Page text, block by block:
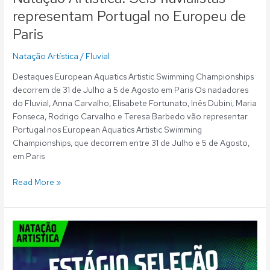
representam Portugal no Europeu de
Paris
Natação Artística / Fluvial
Destaques European Aquatics Artistic Swimming Championships
decorrem de 31 de Julho a 5 de Agosto em Paris Os nadadores
do Fluvial, Anna Carvalho, Elisabete Fortunato, Inês Dubini, Maria
Fonseca, Rodrigo Carvalho e Teresa Barbedo vão representar
Portugal nos European Aquatics Artistic Swimming
Championships, que decorrem entre 31 de Julho e 5 de Agosto,
em Paris
Read More »
Natação
Artística:
Seis
fluvialistas